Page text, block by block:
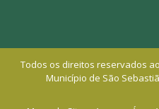
Todos os direitos reservados
Município de São